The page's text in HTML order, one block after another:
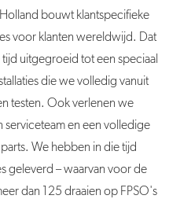
bouwt klantspecifieke
voor klanten wereldwijd. Dat
uitgegroeid tot een speciaal
die we volledig vanuit
testen. Ook verlenen we
en een volledige
We hebben in die tijd
geleverd – waarvan voor de
dan 125 draaien op FPSO's